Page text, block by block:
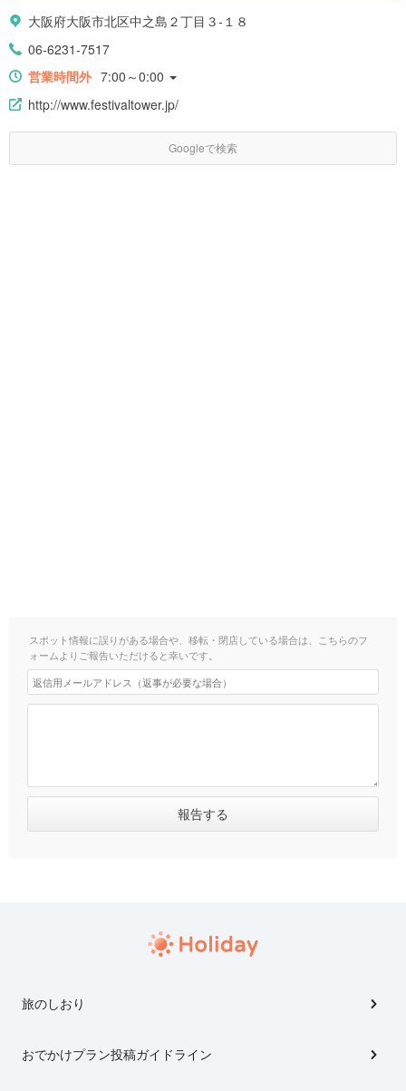
大阪府大阪市北区中之島２丁目３-１８
06-6231-7517
営業時間外 7:00～0:00
http://www.festivaltower.jp/
Googleで検索
スポット情報に誤りがある場合や、移転・閉店している場合は、こちらのフ
ォームよりご報告いただけると幸いです。
旅のしおり
おでかけプラン投稿ガイドライン